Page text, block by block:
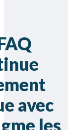
avec
les